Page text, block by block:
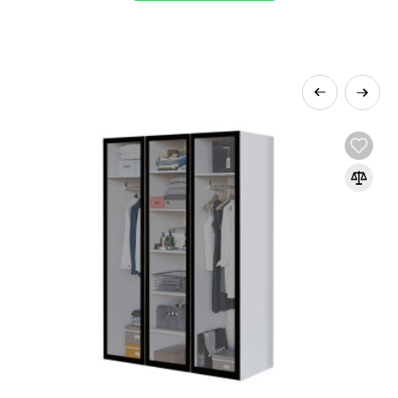
Tento systém nabízí širokou škálu